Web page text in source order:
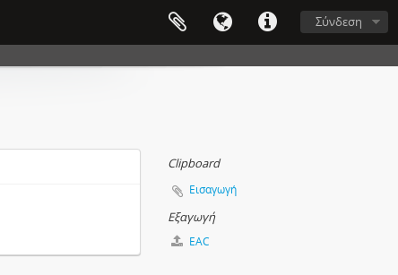
Σύνδεση
Clipboard
Εισαγωγή
Εξαγωγή
EAC